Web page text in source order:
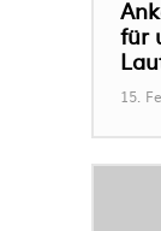
für
15.